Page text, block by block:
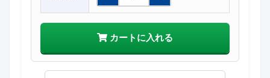
カートに入れる